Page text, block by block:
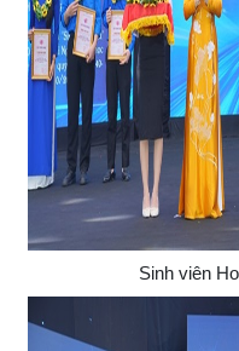
Sinh viên